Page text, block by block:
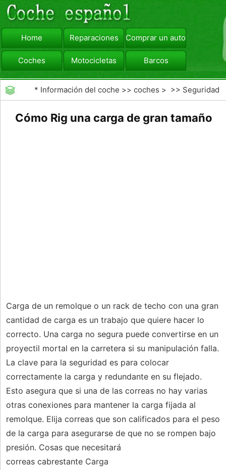
Home Reparaciones Comprar un automóvil
Coches Motocicletas Barcos
viajar Camiones
* Información del coche >>coches > >> Seguridad
Cómo Rig una carga de gran tamaño
Carga de un remolque o un rack de techo con una gran
cantidad de carga es un trabajo que quiere hacer lo
correcto. Una carga no segura puede convertirse en un
proyectil mortal en la carretera si su manipulación falla.
La clave para la seguridad es para colocar
correctamente la carga y redundante en su flejado.
Esto asegura que si una de las correas no hay varias
otras conexiones para mantener la carga fijada al
remolque. Elija correas que son calificados para el peso
de la carga para asegurarse de que no se rompen bajo
presión. Cosas que necesitará
correas cabrestante Carga